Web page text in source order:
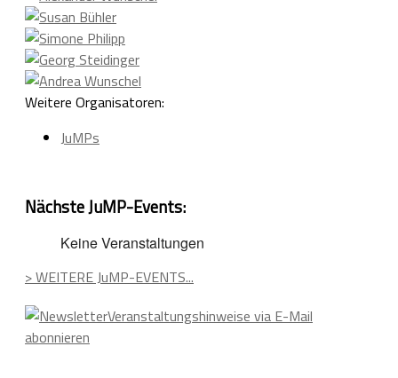
Weitere Organisatoren:
JuMPs
Nächste JuMP-Events:
Keine Veranstaltungen
> WEITERE JuMP-EVENTS...
Veranstaltungshinweise via E-Mail
abonnieren